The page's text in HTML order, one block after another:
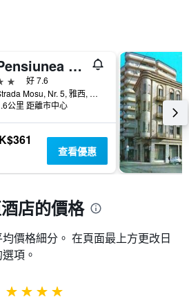
Pensiunea Marcello
級
好 7.6
Strada Mosu, Nr. 5, 雅西, 羅馬尼亞
公里 距離市中心
查看優惠
店的價格
價格細分。 在頁面最上方更改日
項。
4星級